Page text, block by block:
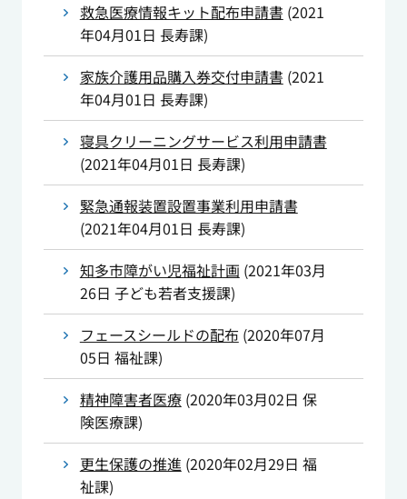
救急医療情報キット配布申請書 (2021
年04月01日 長寿課)
家族介護用品購入券交付申請書 (2021
年04月01日 長寿課)
寝具クリーニングサービス利用申請書
(2021年04月01日 長寿課)
緊急通報装置設置事業利用申請書
(2021年04月01日 長寿課)
知多市障がい児福祉計画 (2021年03月
26日 子ども若者支援課)
フェースシールドの配布 (2020年07月
05日 福祉課)
精神障害者医療(2020年03月02日 保
険医療課)
更生保護の推進 (2020年02月29日 福
祉課)